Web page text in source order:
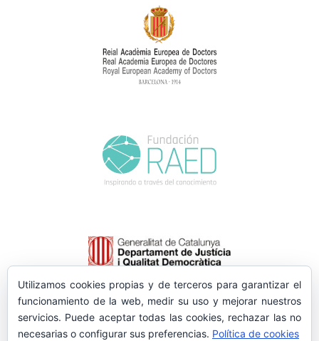
Utilizamos cookies propias y de terceros para garantizar el
funcionamiento de la web, medir su uso y mejorar nuestros
servicios. Puede aceptar todas las cookies, rechazar las no
necesarias o configurar sus preferencias. Política de cookies